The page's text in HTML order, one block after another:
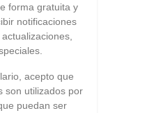
forma gratuita y
notificaciones
acepto que
son utilizados por
puedan ser